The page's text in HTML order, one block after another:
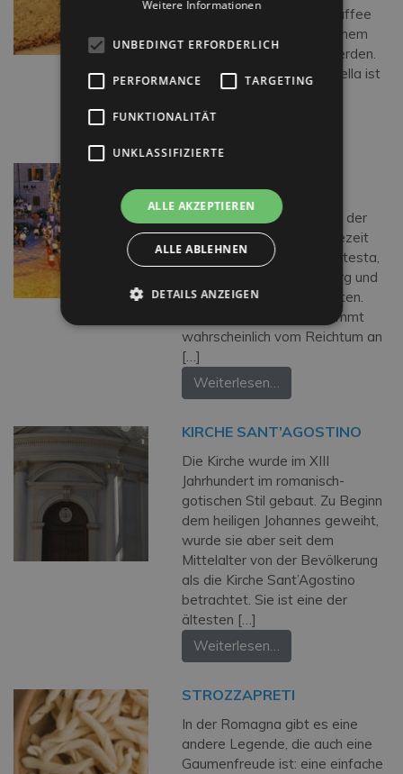
Kuchen kann mit einem Kaffee
zum Frühstück oder mit einem
Glas Albana genossen werden.
Die romagnolische Ciambella ist
einzigartig : sie […]
Weiterlesen…
Ein antiker militärischer
Außenposten zum Schutz der
Grenzgebiete. Seine Blütezeit
erlebte es unter den Malatesta,
die das Dorf mit einer Burg und
Befestigungen ausstatteten.
Der Name Mondaino stammt
wahrscheinlich vom Reichtum an
[…]
Weiterlesen…
KIRCHE SANT’AGOSTINO
Die Kirche wurde im XIII
Jahrhundert im romanisch-
gotischen Stil gebaut. Zu Beginn
dem heiligen Johannes geweiht,
wurde sie aber seit dem
Mittelalter von der Bevölkerung
als die Kirche Sant’Agostino
betrachtet. Sie ist eine der
ältesten […]
Weiterlesen…
STROZZAPRETI
In der Romagna gibt es eine
andere Legende, die auch eine
Gaumenfreude ist: eine einfache
Weitere Informationen
UNBEDINGT ERFORDERLICH
PERFORMANCE TARGETING
FUNKTIONALITÄT
UNKLASSIFIZIERTE
ALLE AKZEPTIEREN
ALLE ABLEHNEN
DETAILS ANZEIGEN